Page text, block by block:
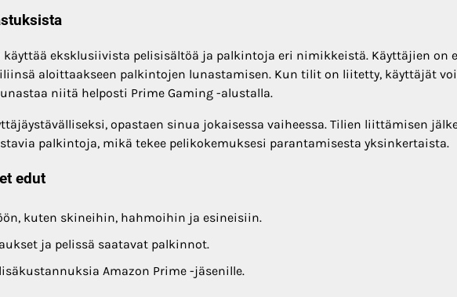
eksklusiivista pelisisältöä ja palkintoja eri nimikkeistä. Käyttäjien on
aloittaakseen palkintojen lunastamisen. Kun tilit on liitetty, käyttäjät
niitä helposti Prime Gaming -alustalla.
opastaen sinua jokaisessa vaiheessa. Tilien liittämisen
palkintoja, mikä tekee pelikokemuksesi parantamisesta yksinkertaista.
edut
kuten skineihin, hahmoihin ja esineisiin.
ja pelissä saatavat palkinnot.
Amazon Prime -jäsenille.